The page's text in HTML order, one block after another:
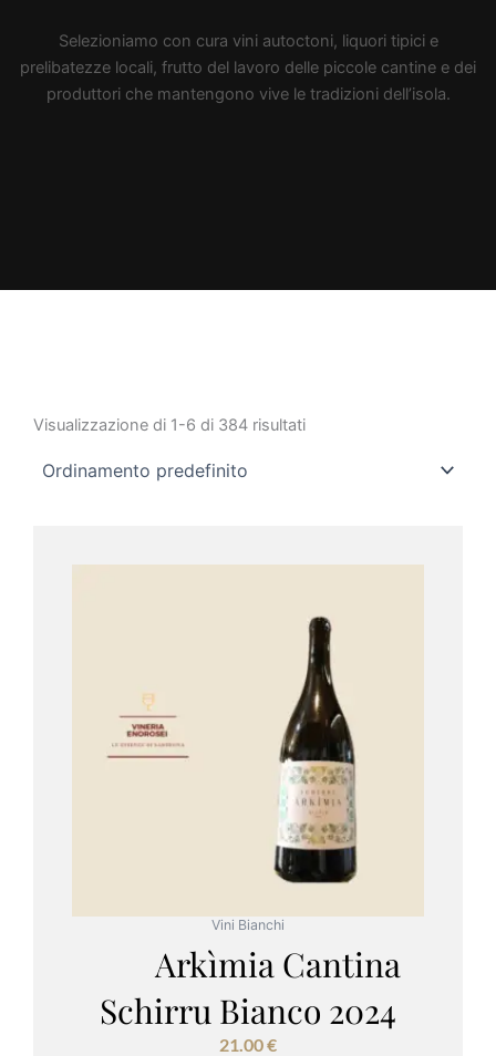
Selezioniamo con cura vini autoctoni, liquori tipici e
prelibatezze locali, frutto del lavoro delle piccole cantine e dei
produttori che mantengono vive le tradizioni dell’isola.
Visualizzazione di 1-6 di 384 risultati
Vini Bianchi
Arkìmia Cantina
Schirru Bianco 2024
21.00€